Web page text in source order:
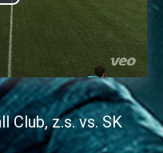
Club, z.s. vs. SK